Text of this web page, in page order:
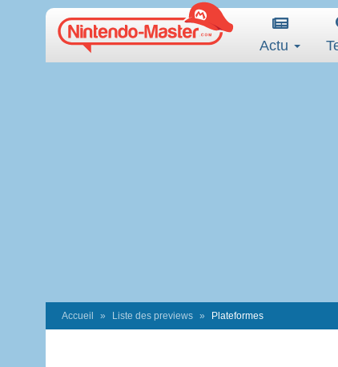
Actu
Accueil Liste des previews Plateformes